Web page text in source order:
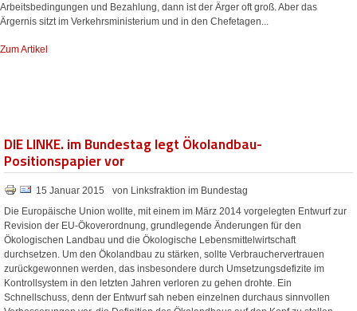
Arbeitsbedingungen und Bezahlung, dann ist der Ärger oft groß. Aber das
Ärgernis sitzt im Verkehrsministerium und in den Chefetagen...
Zum Artikel
DIE LINKE. im Bundestag legt Ökolandbau-
Positionspapier vor
15 Januar 2015
von Linksfraktion im Bundestag
Die Europäische Union wollte, mit einem im März 2014 vorgelegten Entwurf zur
Revision der EU-Ökoverordnung, grundlegende Änderungen für den
Ökologischen Landbau und die Ökologische Lebensmittelwirtschaft
durchsetzen. Um den Ökolandbau zu stärken, sollte Verbrauchervertrauen
zurückgewonnen werden, das insbesondere durch Umsetzungsdefizite im
Kontrollsystem in den letzten Jahren verloren zu gehen drohte. Ein
Schnellschuss, denn der Entwurf sah neben einzelnen durchaus sinnvollen